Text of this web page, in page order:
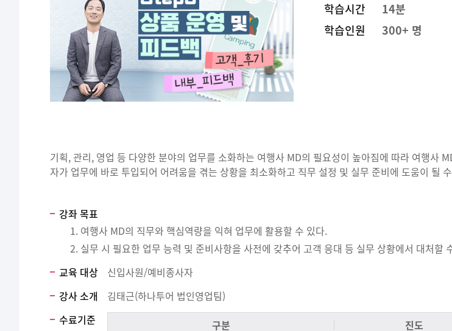
학습시간
14분
학습인원
300+ 명
기획, 관리, 영업 등 다양한 분야의 업무를 소화하는 여행사 MD의 필요성이 높아짐에 따라 여행사
자가 업무에 바로 투입되어 어려움을 겪는 상황을 최소화하고 직무 설정 및 실무 준비에 도움이 될
강좌 목표
여행사 MD의 직무와 핵심역량을 익혀 업무에 활용할 수 있다.
실무 시 필요한 업무 능력 및 준비사항을 사전에 갖추어 고객 응대 등 실무 상황에서 대처할
교육 대상
신입사원/예비종사자
강사 소개
김태근(하나투어 법인영업팀)
수료기준
구분 진도